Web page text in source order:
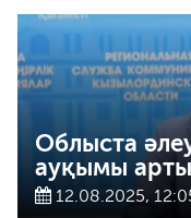
Облыста
ауқымы
12.08.2025,